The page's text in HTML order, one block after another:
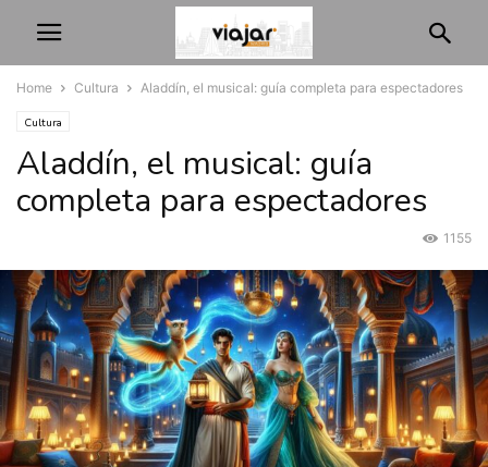
Home Cultura Aladdín, el musical: guía completa para espectadores
Cultura
Aladdín, el musical: guía
completa para espectadores
1155